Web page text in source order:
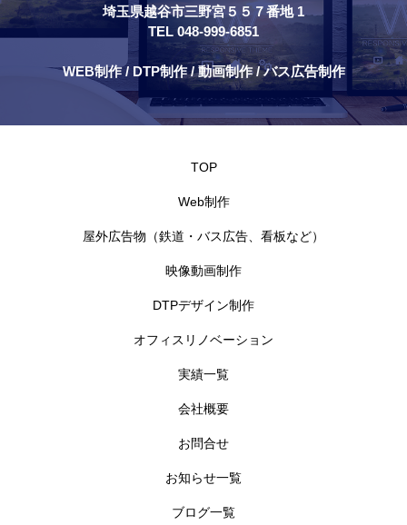
埼玉県越谷市三野宮５５７番地 1
TEL 048-999-6851
WEB制作 / DTP制作 / 動画制作 / バス広告制作
TOP
Web制作
屋外広告物（鉄道・バス広告、看板など）
映像動画制作
DTPデザイン制作
オフィスリノベーション
実績一覧
会社概要
お問合せ
お知らせ一覧
ブログ一覧